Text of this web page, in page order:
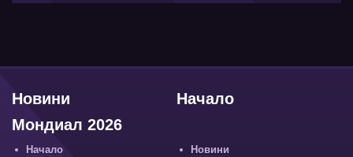
Начало
Новини
Мондиал 2026
Начало
Новини